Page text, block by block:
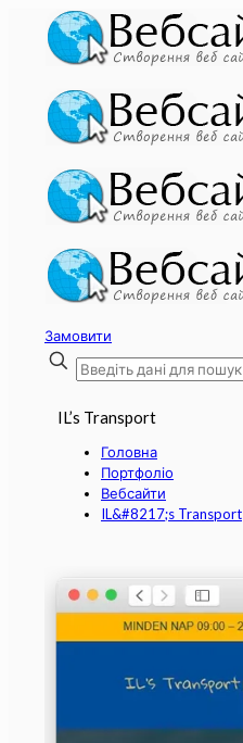
Замовити
IL’s Transport
Головна
Портфоліо
Вебсайти
IL&#8217;s Transport